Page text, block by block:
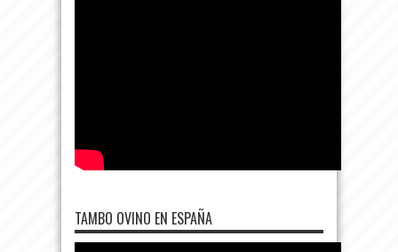
TAMBO OVINO EN ESPAÑA